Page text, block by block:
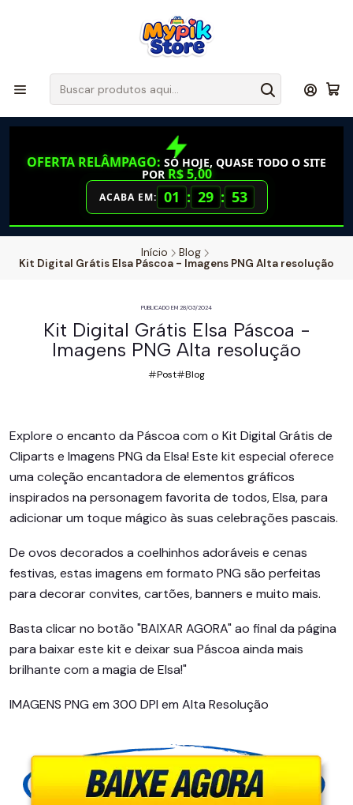
OFERTA RELÂMPAGO: SÓ HOJE, QUASE TODO O SITE
POR R$ 5,00
ACABA EM: 01 : 29 : 53
Início
Blog
Kit Digital Grátis Elsa Páscoa - Imagens PNG Alta resolução
PUBLICADO EM 28/03/2024
Kit Digital Grátis Elsa Páscoa -
Imagens PNG Alta resolução
Post Blog
Explore o encanto da Páscoa com o Kit Digital Grátis de
Cliparts e Imagens PNG da Elsa! Este kit especial oferece
uma coleção encantadora de elementos gráficos
inspirados na personagem favorita de todos, Elsa, para
adicionar um toque mágico às suas celebrações pascais.
De ovos decorados a coelhinhos adoráveis e cenas
festivas, estas imagens em formato PNG são perfeitas
para decorar convites, cartões, banners e muito mais.
Basta clicar no botão "BAIXAR AGORA" ao final da página
para baixar este kit e deixar sua Páscoa ainda mais
brilhante com a magia de Elsa!"
IMAGENS PNG em 300 DPI em Alta Resolução